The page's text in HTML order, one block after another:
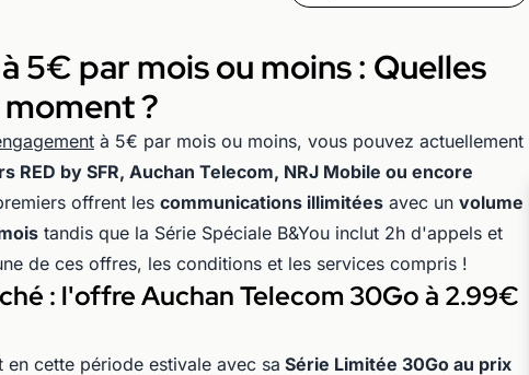
5€ par mois ou moins : Quelles
?
à 5€ par mois ou moins, vous pouvez actuellement
RED by SFR, Auchan Telecom, NRJ Mobile ou encore
offrent les communications illimitées avec un volume
tandis que la Série Spéciale B&You inclut 2h d'appels et
de ces offres, les conditions et les services compris !
: l'offre Auchan Telecom 30Go à 2.99€
en cette période estivale avec sa Série Limitée 30Go au prix